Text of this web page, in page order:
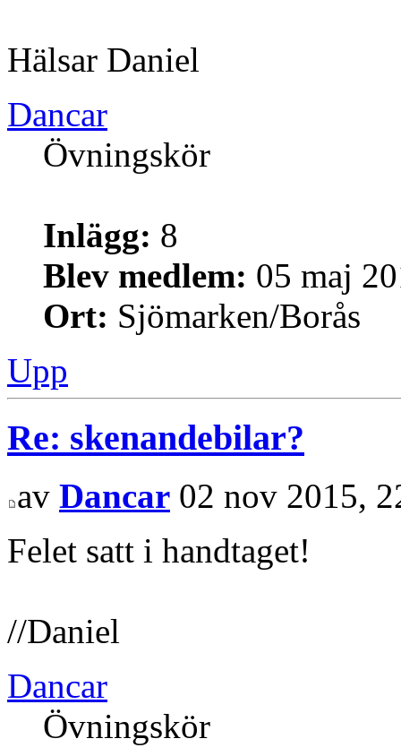
Hälsar Daniel
Dancar
Övningskör
Inlägg: 8
Blev medlem: 05 maj
Ort: Sjömarken/Borås
Upp
Re: skenandebilar?
av Dancar 02 nov 2015,
Felet satt i handtaget!
//Daniel
Dancar
Övningskör